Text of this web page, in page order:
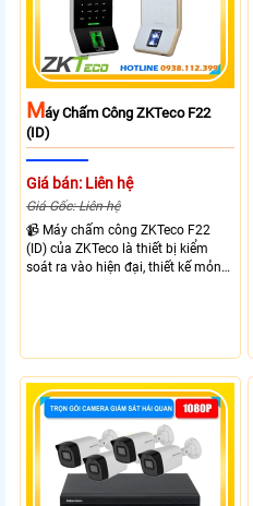
MÁy Chấm Công ZKTeco F22
(ID)
Giá bán: Liên hệ
Giá Gốc: Liên hệ
📹 Máy chấm công ZKTeco F22
(ID) của ZKTeco là thiết bị kiểm
soát ra vào hiện đại, thiết kế mỏng
quả vận hành và đảm bảo an ninh.